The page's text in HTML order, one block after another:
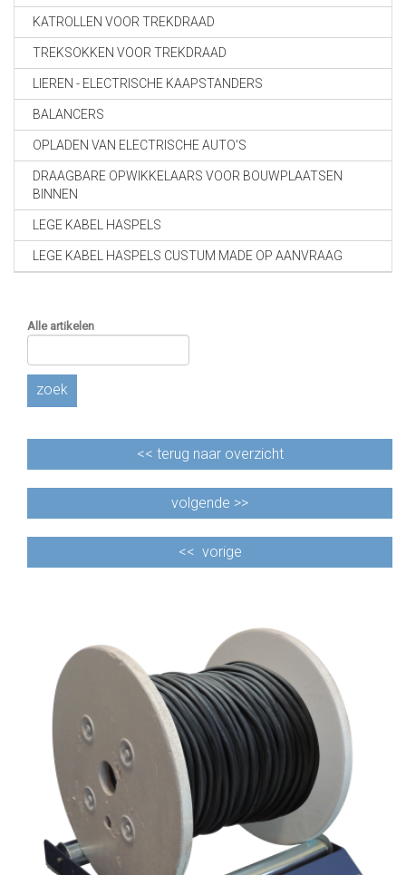
KATROLLEN VOOR TREKDRAAD
TREKSOKKEN VOOR TREKDRAAD
LIEREN - ELECTRISCHE KAAPSTANDERS
BALANCERS
OPLADEN VAN ELECTRISCHE AUTO'S
DRAAGBARE OPWIKKELAARS VOOR BOUWPLAATSEN
BINNEN
LEGE KABEL HASPELS
LEGE KABEL HASPELS CUSTUM MADE OP AANVRAAG
Alle artikelen
zoek
<< terug naar overzicht
volgende >>
<< vorige